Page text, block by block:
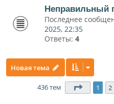
Неправильный
Последнее
2025, 22:35
Ответы: 4
Новая тема
436 тем Страница
1 2